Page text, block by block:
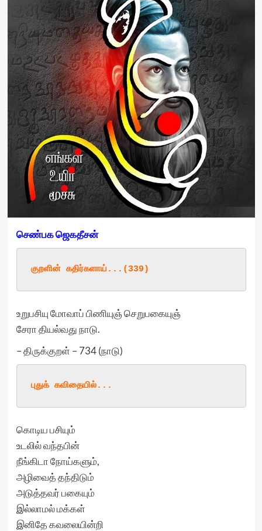
செண்பகஜெகதீசன்
குறளின் கதிர்களாய் ...(339)
உறுபசியு மோவாப் பிணியுஞ் செறுபகையுஞ்
சேரா தியல்வது நாடு.
– திருக்குறள் – 734 (நாடு)
புதுக் கவிதையில்...
கொடிய பசியும்
உடலில் வந்தபின்
நீங்கிடா நோய்களும்,
அழிவைத் தந்திடும்
அடுத்தவர் பகையும்
இல்லாமல் மக்கள்
இனிதே கவலையின்றி